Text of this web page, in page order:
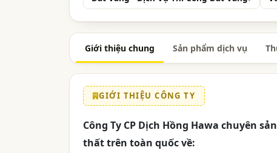
Giới thiệu chung Sản phẩm dịch vụ
GIỚI THIỆU CÔNG TY
Công Ty CP Dịch Hồng Hawa chuyên
thất trên toàn quốc về: